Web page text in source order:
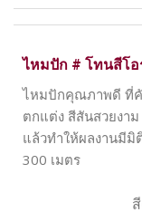
ไหมปัก # โทนสีโอ
ไหมปักคุณภาพดี ที่คั
ตกแต่ง สีสันสวยงา
แล้วทำให้ผลงานมีมิ
300 เมตร